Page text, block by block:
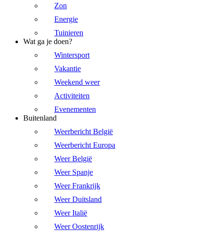
Zon
Energie
Tuinieren
Wat ga je doen?
Wintersport
Vakantie
Weekend weer
Activiteiten
Evenementen
Buitenland
Weerbericht België
Weerbericht Europa
Weer België
Weer Spanje
Weer Frankrijk
Weer Duitsland
Weer Italië
Weer Oostenrijk